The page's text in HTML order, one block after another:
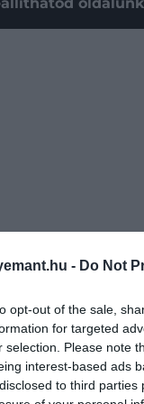
- Do Not
opt-out of the sale,
for targeted
selection. Please note
interest-based ads
to third
anyagát vetették
és a
vegyesen,